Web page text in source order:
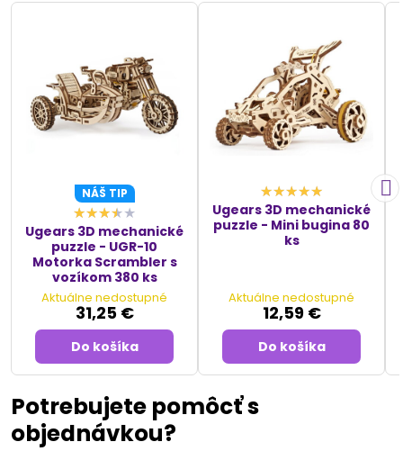
NÁŠ TIP
Ugears 3D mechanické
puzzle - UGR-10
Motorka Scrambler s
vozíkom 380 ks
Aktuálne nedostupné
31,25 €
Do košíka
Ugears 3D mechanické
puzzle - Mini bugina 80
ks
Aktuálne nedostupné
12,59 €
Do košíka
Potrebujete pomôcť s
objednávkou?